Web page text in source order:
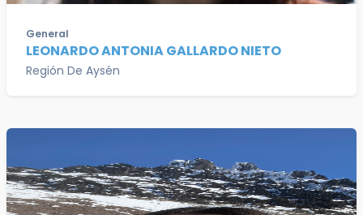
General
LEONARDO ANTONIA GALLARDO NIETO
Región De Aysén